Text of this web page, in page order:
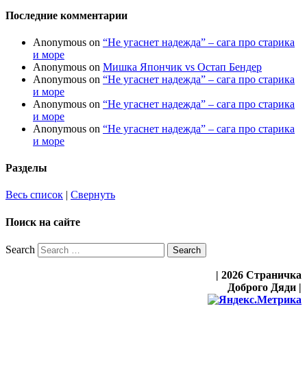
Последние комментарии
Anonymous on “Не угаснет надежда” – сага про старика
и море
Anonymous on Мишка Япончик vs Остап Бендер
Anonymous on “Не угаснет надежда” – сага про старика
и море
Anonymous on “Не угаснет надежда” – сага про старика
и море
Anonymous on “Не угаснет надежда” – сага про старика
и море
Разделы
Весь список | Свернуть
Поиск на сайте
Search
| 2026 Страничка
Доброго Дяди |